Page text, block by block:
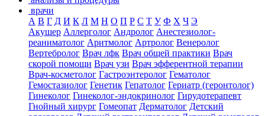
врачи
А В Г Д И К Л М Н О П Р С Т У Ф Х Ч Э
Акушер Аллерголог Андролог Анестезиолог-
реаниматолог Аритмолог Артролог Венеролог
Вертебролог Врач лфк Врач общей практики Врач
скорой помощи Врач узи Врач эфферентной терапии
Врач-косметолог Гастроэнтеролог Гематолог
Гемостазиолог Генетик Гепатолог Гериатр (геронтолог)
Гинеколог Гинеколог-эндокринолог Гирудотерапевт
Гнойный хирург Гомеопат Дерматолог Детский